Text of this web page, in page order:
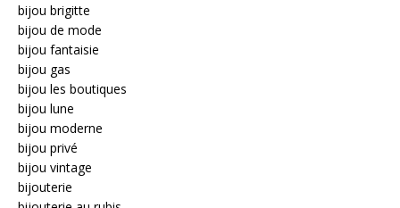
bijou brigitte
bijou de mode
bijou fantaisie
bijou gas
bijou les boutiques
bijou lune
bijou moderne
bijou privé
bijou vintage
bijouterie